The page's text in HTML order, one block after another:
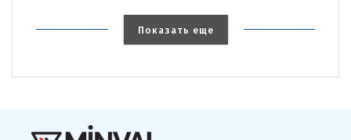
Показать еще